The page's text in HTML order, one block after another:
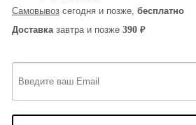
Самовывозсегодня и позже, бесплатно
Доставказавтра и позже 390 ₽